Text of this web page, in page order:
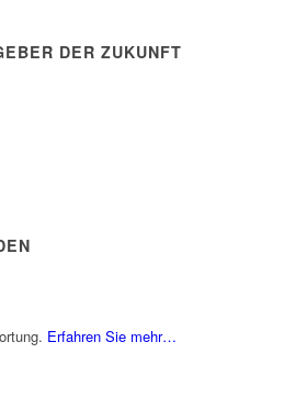
DER ZUKUNFT
Erfahren Sie mehr…